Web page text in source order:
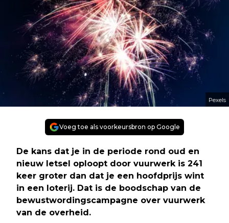
Pexels
Voeg toe als voorkeursbron op Google
De kans dat je in de periode rond oud en
nieuw letsel oploopt door vuurwerk is 241
keer groter dan dat je een hoofdprijs wint
in een loterij. Dat is de boodschap van de
bewustwordingscampagne over vuurwerk
van de overheid.